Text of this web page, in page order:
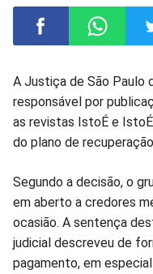
Compartilhar
no
no
A Justiça de São Paulo
responsável por
as revistas IstoÉ e
do plano de
Segundo a decisão, o
em aberto a credores
ocasião. A sentença
judicial descreveu de
pagamento, em